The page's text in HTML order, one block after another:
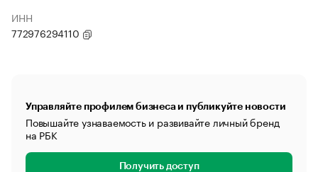
ИНН
772976294110
Управляйте профилем бизнеса и публикуйте новости
Повышайте узнаваемость и развивайте личный бренд
на РБК
Получить доступ